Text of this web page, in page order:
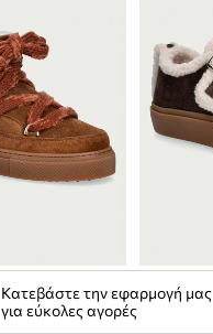
Κατεβάστε την εφαρμογή μας
για εύκολες αγορές